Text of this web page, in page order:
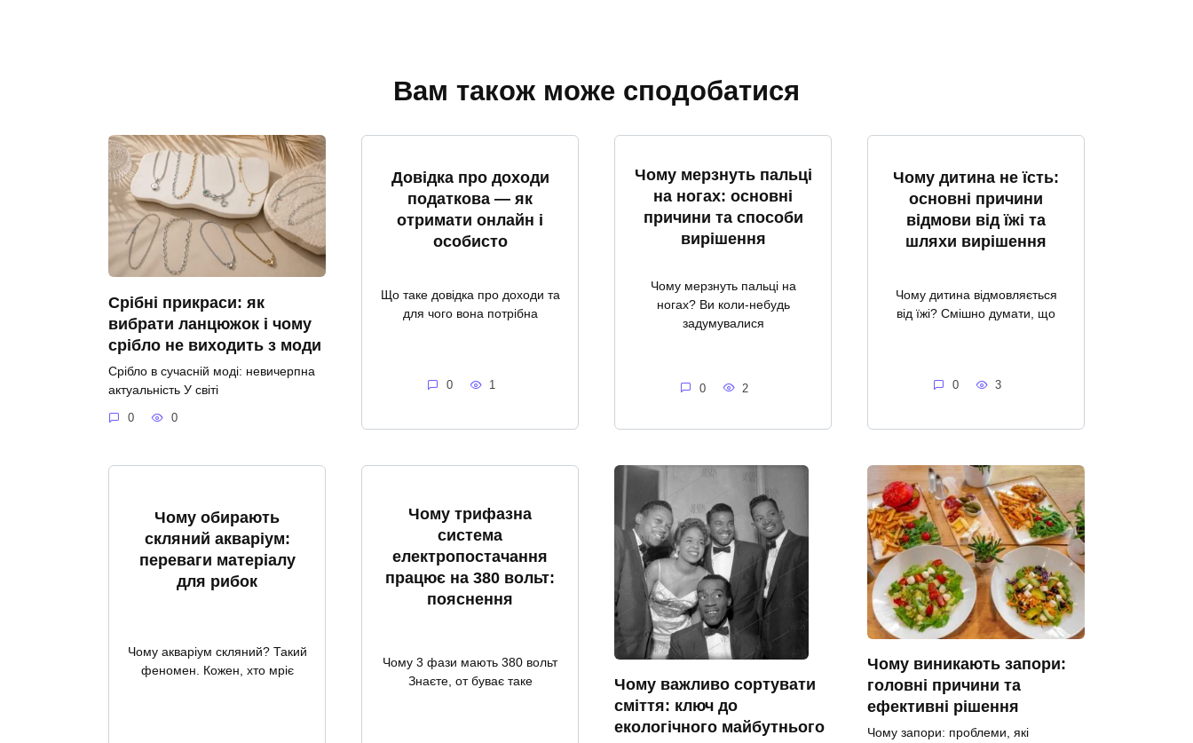
Вам також може сподобатися
Срібні прикраси: як
вибрати ланцюжок і чому
срібло не виходить з моди
Срібло в сучасній моді: невичерпна
актуальність У світі
0 0
Довідка про доходи
податкова — як
отримати онлайн і
особисто
Що таке довідка про доходи та
для чого вона потрібна
0 1
Чому мерзнуть пальці
на ногах: основні
причини та способи
вирішення
Чому мерзнуть пальці на
ногах? Ви коли-небудь
задумувалися
0 2
Чому дитина не їсть:
основні причини
відмови від їжі та
шляхи вирішення
Чому дитина відмовляється
від їжі? Смішно думати, що
0 3
Чому обирають
скляний акваріум:
переваги матеріалу
для рибок
Чому акваріум скляний? Такий
феномен. Кожен, хто мріє
Чому трифазна
система
електропостачання
працює на 380 вольт:
пояснення
Чому 3 фази мають 380 вольт
Знаєте, от буває таке
Чому важливо сортувати
сміття: ключ до
екологічного майбутнього
Чому виникають запори:
головні причини та
ефективні рішення
Чому запори: проблеми, які